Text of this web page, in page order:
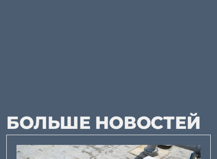
БОЛЬШЕ НОВОСТЕЙ